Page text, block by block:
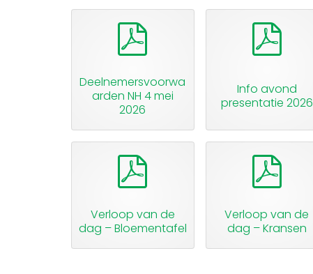
Deelnemersvoorwa
arden NH 4 mei
2026
Info avond
presentatie 2026
Verloop van de
dag – Bloementafel
Verloop van de
dag – Kransen